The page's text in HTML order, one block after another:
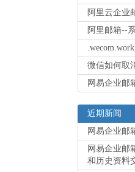
阿里云企业
阿里邮箱--
微信如何取
网易企业邮
近期新闻
网易企业邮
网易企业邮
和历史资料